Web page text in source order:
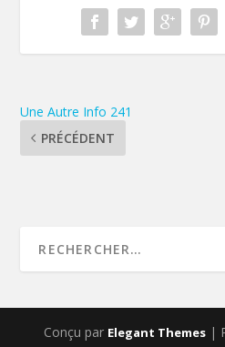
Une Autre Info 241
PRÉCÉDENT
Conçu par Elegant Themes|